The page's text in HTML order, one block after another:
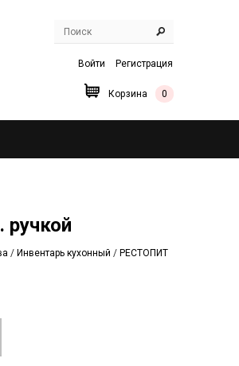
Войти Регистрация
Корзина 0
ручкой
/ Инвентарь кухонный / РЕСТОПИТ